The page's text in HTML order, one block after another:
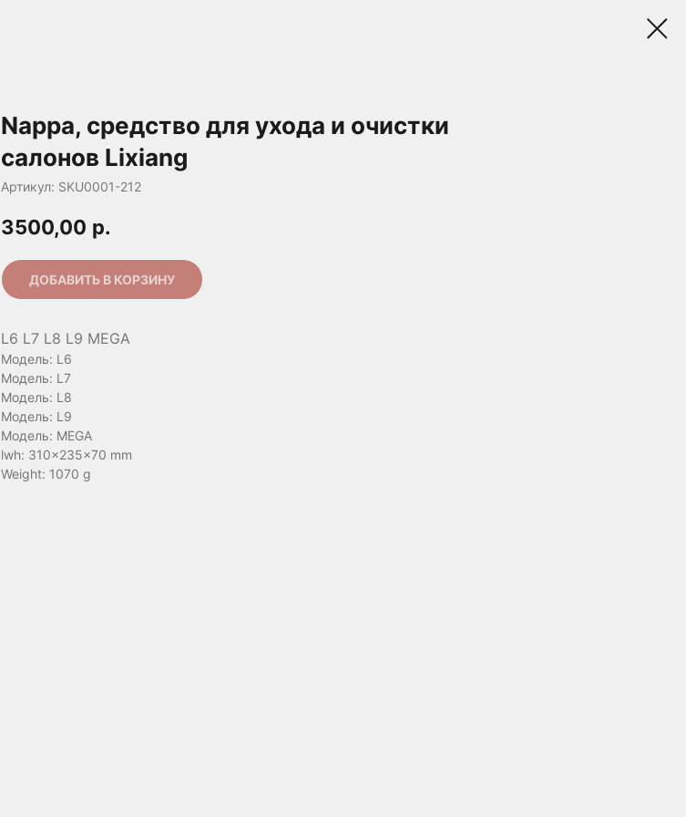
Nappa, средство для ухода и очистки
салонов Lixiang
Артикул: SKU0001-212
3500,00 р.
ДОБАВИТЬ В КОРЗИНУ
L6 L7 L8 L9 MEGA
Модель: L6
Модель: L7
Модель: L8
Модель: L9
Модель: MEGA
lwh: 310x235x70 mm
Weight: 1070 g